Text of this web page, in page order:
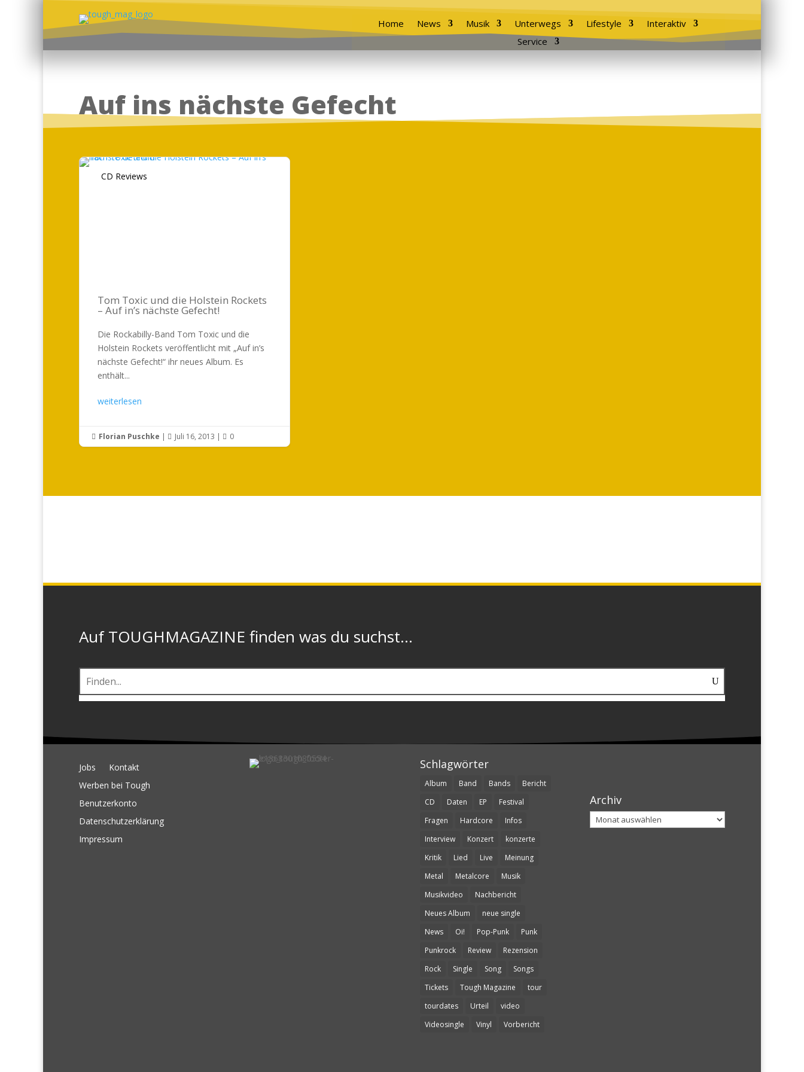
Home News Musik Unterwegs Lifestyle
Interaktiv
Service
Auf ins nächste Gefecht
CD Reviews
Tom Toxic und die Holstein Rockets
– Auf in’s nächste Gefecht!
Die Rockabilly-Band Tom Toxic und die
Holstein Rockets veröffentlicht mit „Auf in’s
nächste Gefecht!“ ihr neues Album. Es
enthält...
weiterlesen
 Florian Puschke |  Juli 16, 2013 |  0
Auf TOUGHMAGAZINE finden was du suchst...
Jobs
Kontakt
Werben bei Tough
Benutzerkonto
Datenschutzerklärung
Impressum
Schlagwörter
Album Band Bands
Bericht
CD
Daten EP
Festival
Fragen
Hardcore
Infos
Interview
Konzert
konzerte
Kritik
Lied Live
Meinung
Metal
Metalcore
Musik
Musikvideo
Nachbericht
Neues Album
neue single
News
Oi! Pop-Punk
Punk
Punkrock
Review
Rezension
Rock
Single Song
Songs
Tickets
Tough Magazine
tour
tourdates
Urteil
video
Videosingle
Vinyl Vorbericht
Archiv
Archiv